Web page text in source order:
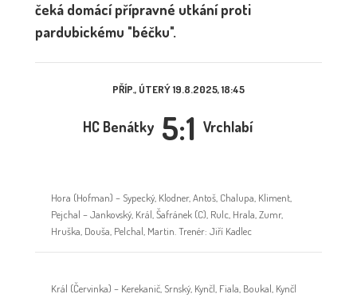
čeká domácí přípravné utkání proti
pardubickému "béčku".
PŘÍP., ÚTERÝ 19.8.2025, 18:45
HC Benátky 5:1 Vrchlabí
Hora (Hofman) – Sypecký, Klodner, Antoš, Chalupa, Kliment,
Pejchal – Jankovský, Král, Šafránek (C), Rulc, Hrala, Zumr,
Hruška, Douša, Pelchal, Martin. Trenér: Jiří Kadlec
Král (Červinka) – Kerekanič, Srnský, Kynčl, Fiala, Boukal, Kynčl